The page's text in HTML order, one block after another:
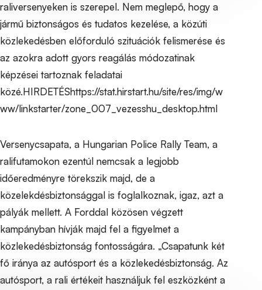
raliversenyeken is szerepel. Nem meglepő, hogy a
jármű biztonságos és tudatos kezelése, a közúti
közlekedésben előforduló szituációk felismerése és
az azokra adott gyors reagálás módozatinak
képzései tartoznak feladatai
közé.HIRDETÉShttps://stat.hirstart.hu/site/res/img/w
ww/linkstarter/zone_007_vezesshu_desktop.html
Versenycsapata, a Hungarian Police Rally Team, a
ralifutamokon ezentúl nemcsak a legjobb
időeredményre törekszik majd, de a
közelekdésbiztonsággal is foglalkoznak, igaz, azt a
pályák mellett. A Forddal közösen végzett
kampányban hívják majd fel a figyelmet a
közlekedésbiztonság fontosságára. „Csapatunk két
fő iránya az autósport és a közlekedésbiztonság. Az
autósport, a rali értékeit használjuk fel eszközként a